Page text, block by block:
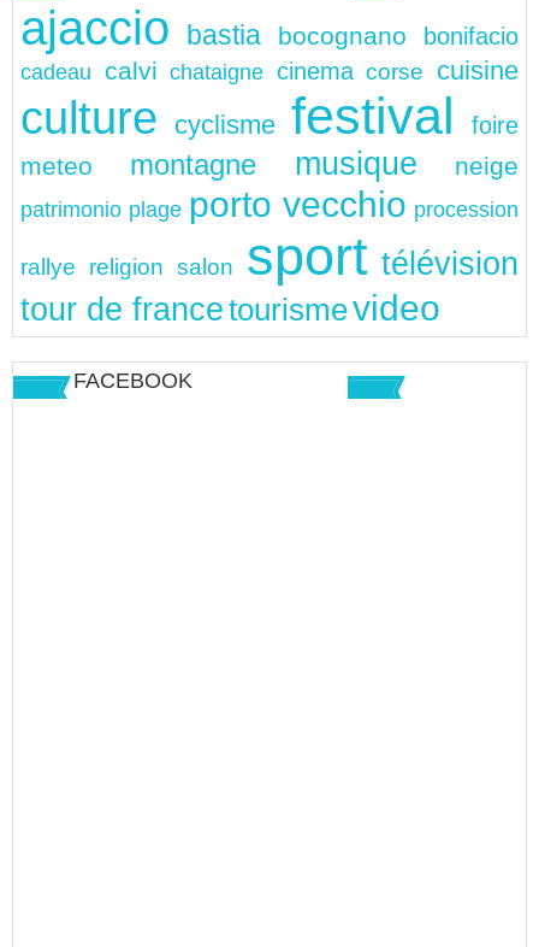
ajaccio bastia bocognano bonifacio
cadeau calvi chataigne cinema corse cuisine
culture cyclisme festival foire
meteo montagne musique neige
patrimonio plage porto vecchio procession
rallye religion salon sport télévision
tour de francetourismevideo
FACEBOOK